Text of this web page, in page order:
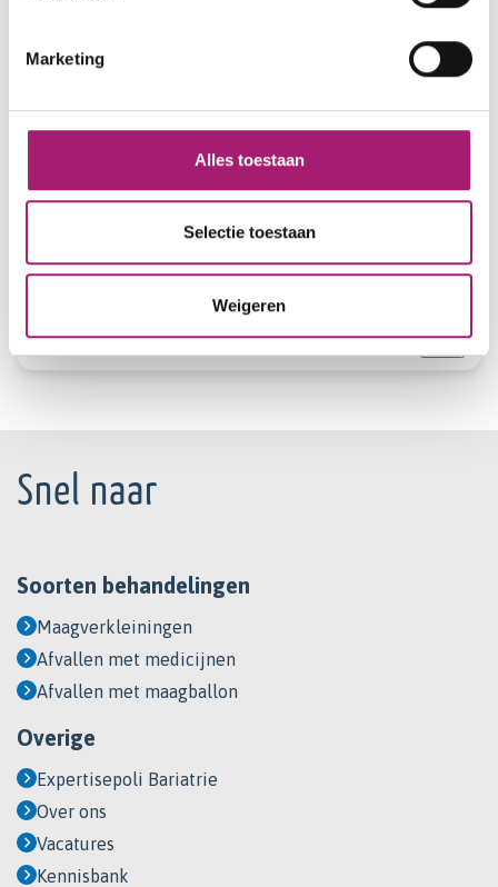
Marketing
Alles toestaan
Selectie toestaan
Weigeren
Suppletie
Aandacht voor patiëntgroepen
Klachten na bariatrie
Wachttijden
Webinar voor huisartsen
Afvallen met medicijnen
Afvallen met maagballon
Snel naar
Soorten behandelingen
Maagverkleiningen
Afvallen met medicijnen
Afvallen met maagballon
Overige
Expertisepoli Bariatrie
Over ons
Vacatures
Kennisbank